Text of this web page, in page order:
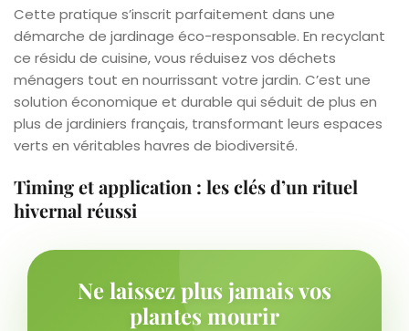
Cette pratique s’inscrit parfaitement dans une
démarche de jardinage éco-responsable. En recyclant
ce résidu de cuisine, vous réduisez vos déchets
ménagers tout en nourrissant votre jardin. C’est une
solution économique et durable qui séduit de plus en
plus de jardiniers français, transformant leurs espaces
verts en véritables havres de biodiversité.
Timing et application : les clés d’un rituel
hivernal réussi
Ne laissez plus jamais vos
plantes mourir